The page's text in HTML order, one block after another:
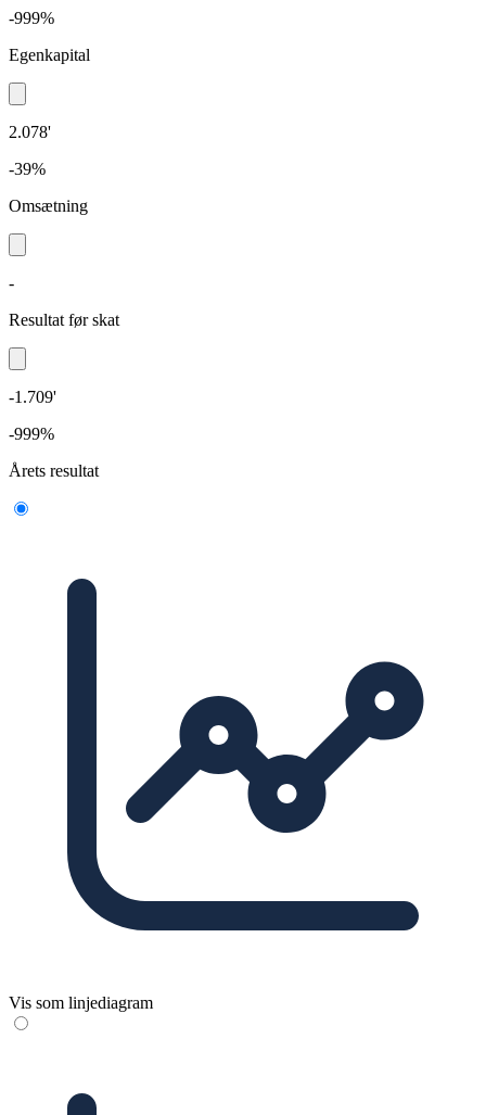
-999%
Egenkapital
2.078'
-39%
Omsætning
-
Resultat før skat
-1.709'
-999%
Årets resultat
Vis som linjediagram